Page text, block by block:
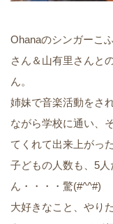
Ohanaのシンガーこ
さん＆山有里さんと
ん。
姉妹で音楽活動をさ
ながら学校に通い、
てくれて出来上がっ
子どもの人数も、5
ん・・・・驚(#^^#)
大好きなこと、やり